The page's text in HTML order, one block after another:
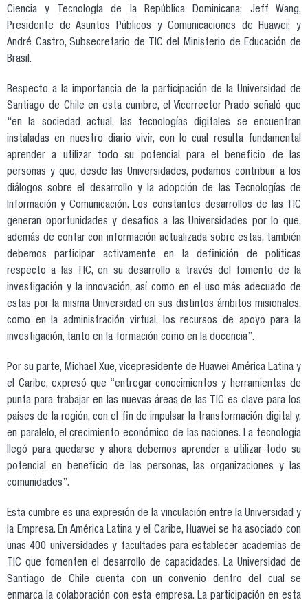
Ciencia y Tecnología de la República Dominicana; Jeff Wang,
Presidente de Asuntos Públicos y Comunicaciones de Huawei; y
André Castro, Subsecretario de TIC del Ministerio de Educación de
Brasil.
Respecto a la importancia de la participación de la Universidad de
Santiago de Chile en esta cumbre, el Vicerrector Prado señaló que
“en la sociedad actual, las tecnologías digitales se encuentran
instaladas en nuestro diario vivir, con lo cual resulta fundamental
aprender a utilizar todo su potencial para el beneficio de las
personas y que, desde las Universidades, podamos contribuir a los
diálogos sobre el desarrollo y la adopción de las Tecnologías de
Información y Comunicación. Los constantes desarrollos de las TIC
generan oportunidades y desafíos a las Universidades por lo que,
además de contar con información actualizada sobre estas, también
debemos participar activamente en la definición de políticas
respecto a las TIC, en su desarrollo a través del fomento de la
investigación y la innovación, así como en el uso más adecuado de
estas por la misma Universidad en sus distintos ámbitos misionales,
como en la administración virtual, los recursos de apoyo para la
investigación, tanto en la formación como en la docencia”.
Por su parte, Michael Xue, vicepresidente de Huawei América Latina y
el Caribe, expresó que “entregar conocimientos y herramientas de
punta para trabajar en las nuevas áreas de las TIC es clave para los
países de la región, con el fin de impulsar la transformación digital y,
en paralelo, el crecimiento económico de las naciones. La tecnología
llegó para quedarse y ahora debemos aprender a utilizar todo su
potencial en beneficio de las personas, las organizaciones y las
comunidades”.
Esta cumbre es una expresión de la vinculación entre la Universidad y
la Empresa. En América Latina y el Caribe, Huawei se ha asociado con
unas 400 universidades y facultades para establecer academias de
TIC que fomenten el desarrollo de capacidades. La Universidad de
Santiago de Chile cuenta con un convenio dentro del cual se
enmarca la colaboración con esta empresa. La participación en esta